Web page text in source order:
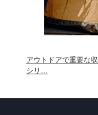
アウトドアで重要な
シリ…